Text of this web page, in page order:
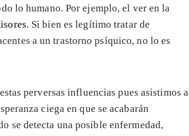
lo humano. Por ejemplo, el ver en la
. Si bien es legítimo tratar de
a un trastorno psíquico, no lo es
perversas influencias pues asistimos a
ciega en que se acabarán
se detecta una posible enfermedad,